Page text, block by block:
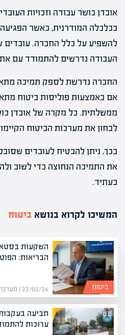
אובדן כושר עבודה וזכויות
בכלכלה המודרנית, כאשר
להשפיע על כלל החברה.
העבודה נדרשים להתמודד עם
החברה נדרשת לספק תמיכה
אם באמצעות פוליסות ביטוח
ממשלתית. כל מקרה של אובדן
לבחון את מערכות הביטוח
בכך, ניתן להבטיח לעובדים
את התמיכה הנחוצה כדי לשוב
בעתיד.
המשיכו לקרוא בנושא ביטוח
השקעות
הבריאות:
22/02/26 | מערכת אפיק ביטוח
תביעה
ערוכות